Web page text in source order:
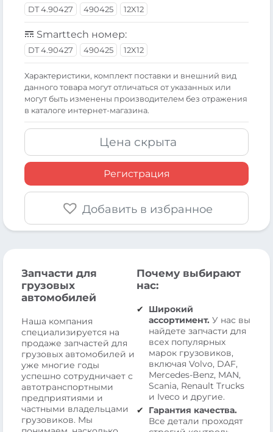
DT 4.90427 490425 12X12
Smarttech номер:
DT 4.90427 490425 12X12
Xарактеристики, комплект поставки и внешний вид
данного товара могут отличаться от указанных или
могут быть изменены производителем без отражения
в каталоге интернет-магазина.
Цена скрыта
Регистрация
Добавить в избранное
Запчасти для
грузовых
автомобилей
Наша компания
специализируется на
продаже запчастей для
грузовых автомобилей и
уже многие годы
успешно сотрудничает с
автотранспортными
предприятиями и
частными владельцами
грузовиков. Мы
Почему выбирают
нас:
Широкий
ассортимент. У нас вы
найдете запчасти для
всех популярных
марок грузовиков,
включая Volvo, DAF,
Mercedes-Benz, MAN,
Scania, Renault Trucks
и Iveco и другие.
Гарантия качества.
Все детали проходят